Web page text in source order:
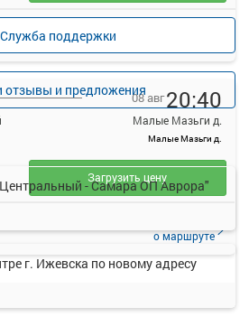
08 авг20:40
Малые Мазьги д.
Малые Мазьги д.
о маршруте
Загрузить цену
Служба поддержки
отзывы и предложения
- Самара ОП Аврора"
г. Ижевска по новому адресу